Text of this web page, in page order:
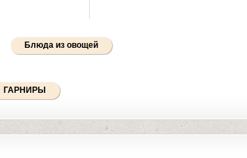
Блюда из овощей
ГАРНИРЫ